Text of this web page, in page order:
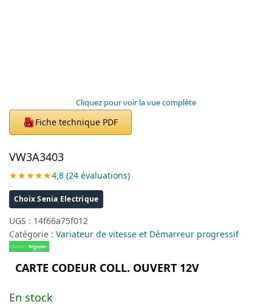
Cliquez pour voir la vue complète
PDF Fiche technique PDF
VW3A3403
★★★★★4,8 (24 évaluations)
Choix Senia Electrique
UGS : 14f66a75f012
Catégorie : Variateur de vitesse et Démarreur progressif
CARTE CODEUR COLL. OUVERT 12V
En stock